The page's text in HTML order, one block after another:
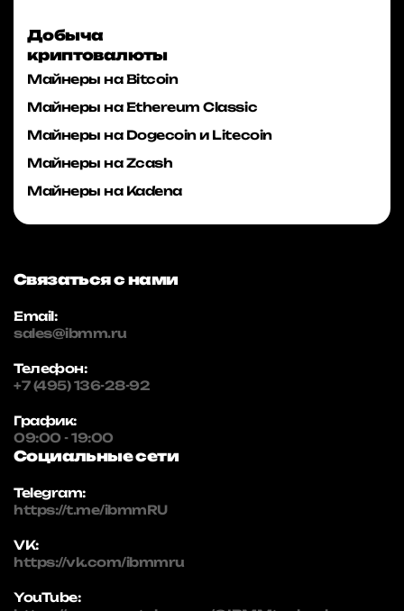
Добыча
криптовалюты
Майнеры на Bitcoin
Майнеры на Ethereum Classic
Майнеры на Dogecoin и Litecoin
Майнеры на Zcash
Майнеры на Kadena
Связаться с нами
Email:
sales@ibmm.ru
Телефон:
+7 (495) 136-28-92
График:
09:00 - 19:00
Социальные сети
Telegram:
https://t.me/ibmmRU
VK:
https://vk.com/ibmmru
YouTube: